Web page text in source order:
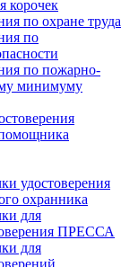
корочек
по охране труда
по
по пожарно-
минимуму
удостоверения
охранника
для
ПРЕССА
для